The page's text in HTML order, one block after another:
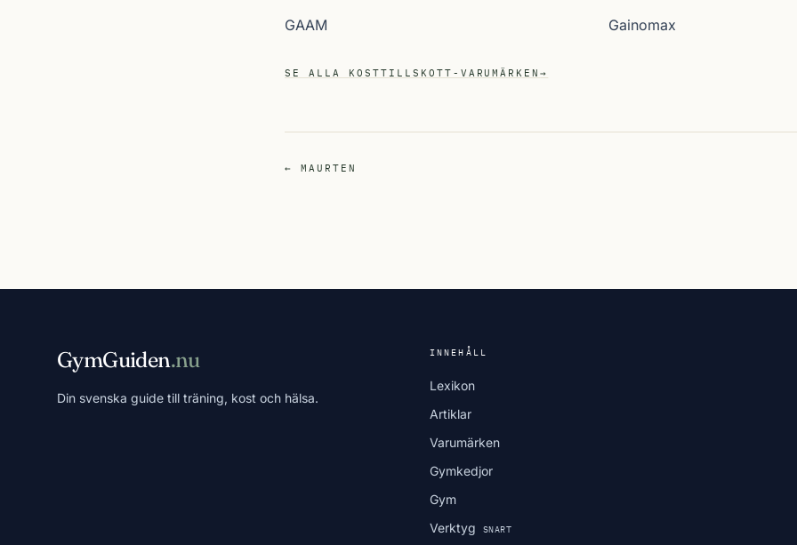
GAAM Gainomax
SE ALLA KOSTTILLSKOTT-VARUMÄRKEN→
← MAURTEN
GymGuiden.nu
Din svenska guide till träning, kost och hälsa.
INNEHÅLL
Lexikon
Artiklar
Varumärken
Gymkedjor
Gym
Verktyg
SNART